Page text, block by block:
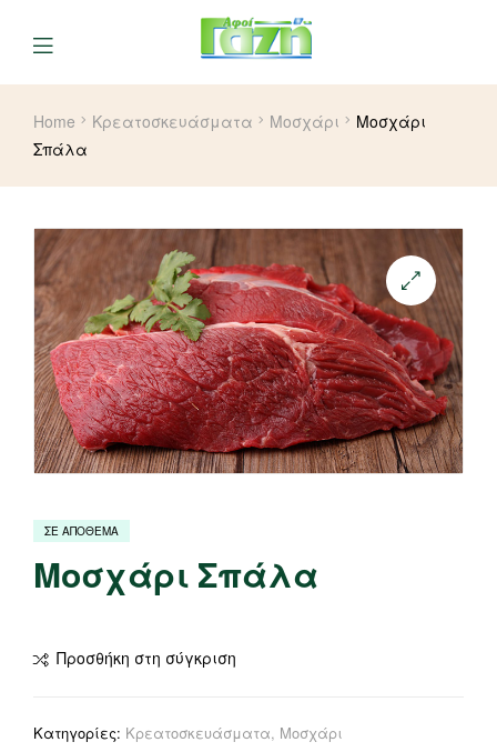
Home Κρεατοσκευάσματα Μοσχάρι
Μοσχάρι
Σπάλα
ΣΕ ΑΠΟΘΕΜΑ
Μοσχάρι Σπάλα
Προσθήκη στη σύγκριση
Κατηγορίες: Κρεατοσκευάσματα, Μοσχάρι